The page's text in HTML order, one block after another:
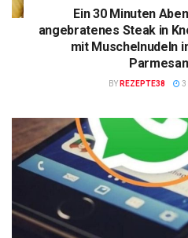
Ein 30 Minuten
angebratenes Steak in
mit Muschelnudeln
BY REZEPTE38 3